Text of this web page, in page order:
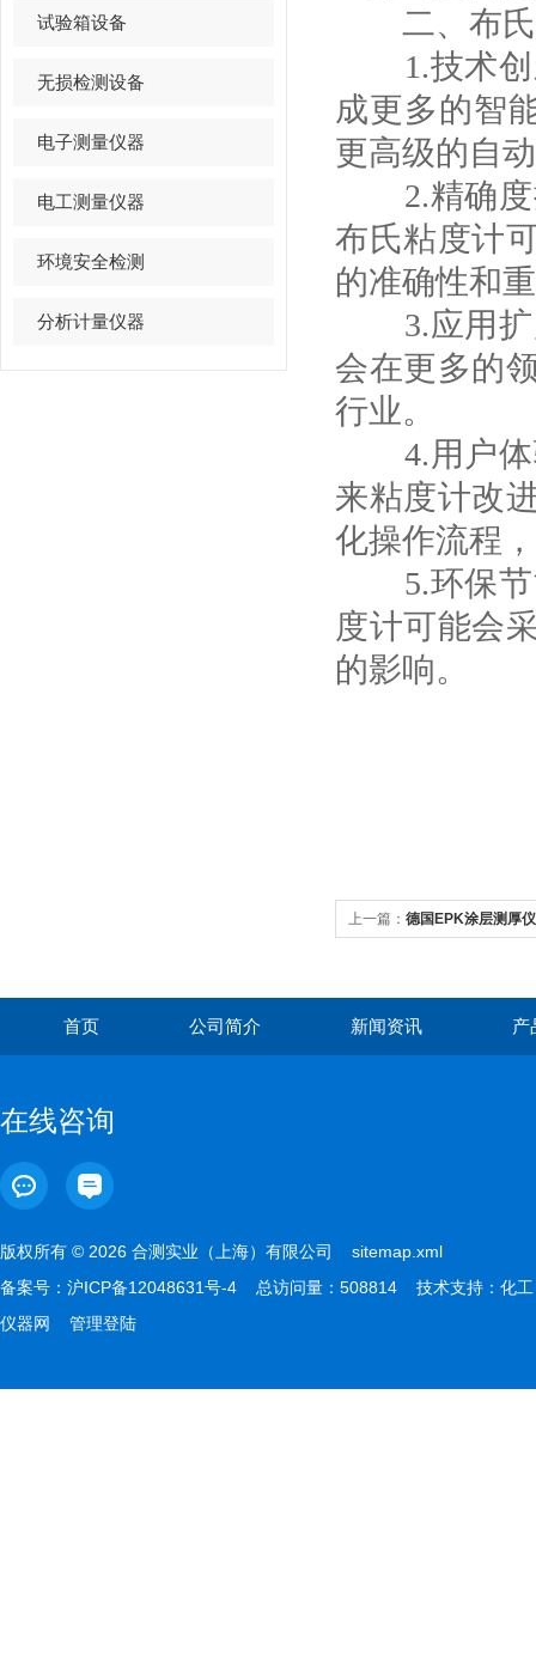
试验箱设备
无损检测设备
电子测量仪器
电工测量仪器
环境安全检测
分析计量仪器
二、布氏
1.技术创
成更多的智
更高级的自
2.精确度
布氏粘度计
的准确性和
3.应用扩
会在更多的
行业。
4.用户体
来粘度计改
化操作流程
5.环保节
度计可能会
的影响。
上一篇： 德国EPK涂层测厚
首页 公司简介 新闻资讯 产
在线咨询
版权所有 © 2026 合测实业（上海）有限公司 sitemap.xml
备案号： 沪ICP备12048631号-4 总访问量：508814 技术支持： 化工
仪器网
管理登陆